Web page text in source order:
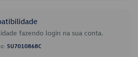
fazendo login na sua conta.
5U7010868C